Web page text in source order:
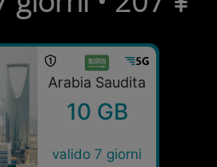
Arabia Saudita
10 GB
valido 7 giorni